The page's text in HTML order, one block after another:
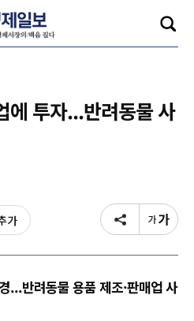
에 투자...반려동물 사
가
...반려동물 용품 제조·판매업 사